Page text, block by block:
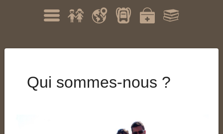
Menu
Qui
sommes-
?
ItinéraireMatérielSanté Bibliographie
Qui sommes-nous ?